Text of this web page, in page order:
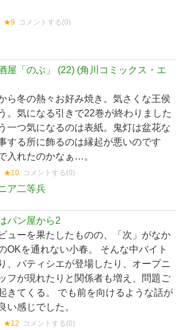
★9 コメントする(0)
屋「のぶ」 (22) (角川コミックス・エ
ら冬の熱々お好み焼き。気さくな王侯
。気になる引きで22巻が終わりました
一つ気になるのは表紙。鬼灯は盆花な
する所に飾るのは縁起が悪いのです
入れたのかなぁ…。
★10 コメントする(0)
ア二等兵
パン屋から2
ューを果たしたものの、「次」がなか
OKを通れない小春。 そんな中バイト
、パティシエが登場したり、オープニ
フが現れたりと関係者も増え、問題ご
きてくる。 でも前を向けるような話が
い感じでした。
★12 コメントする(0)